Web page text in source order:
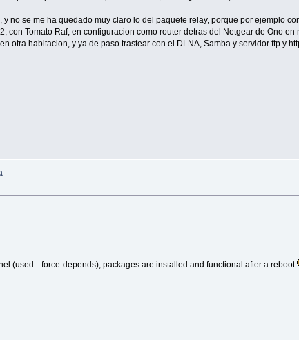
no se me ha quedado muy claro lo del paquete relay, porque por ejemplo
con Tomato Raf, en configuracion como router detras del Netgear de Ono
otra habitacion, y ya de paso trastear con el DLNA, Samba y servidor ftp y
(used --force-depends), packages are installed and functional after a reboot